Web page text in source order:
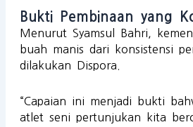
Bukti Pembinaan yang
Menurut Syamsul Bahri,
buah manis dari konsistensi
dilakukan Dispora.
“Capaian ini menjadi bukti
atlet seni pertunjukan kita